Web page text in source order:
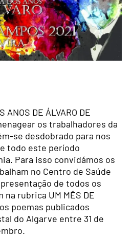
ANOS DE ÁLVARO DE
os trabalhadores da
se desdobrado para nos
todo este período
Para isso convidámos os
no Centro de Saúde
de todos os
rubrica UM MÊS DE
poemas publicados
do Algarve entre 31 de